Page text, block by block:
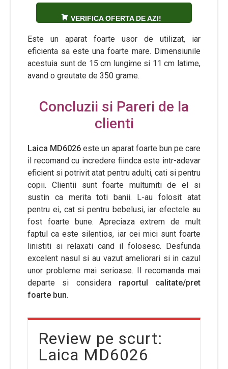
VERIFICA OFERTA DE AZI!
Este un aparat foarte usor de utilizat, iar
eficienta sa este una foarte mare. Dimensiunile
acestuia sunt de 15 cm lungime si 11 cm latime,
avand o greutate de 350 grame.
Concluzii si Pareri de la
clienti
Laica MD6026este un aparat foarte bun pe care
il recomand cu incredere fiindca este intr-adevar
eficient si potrivit atat pentru adulti, cati si pentru
copii. Clientii sunt foarte multumiti de el si
sustin ca merita toti banii. L-au folosit atat
pentru ei, cat si pentru bebelusi, iar efectele au
fost foarte bune. Apreciaza extrem de mult
faptul ca este silentios, iar cei mici sunt foarte
linistiti si relaxati cand il folosesc. Desfunda
excelent nasul si au vazut ameliorari si in cazul
unor probleme mai serioase. Il recomanda mai
departe si considera raportul calitate/pret
foarte bun.
Review pe scurt:
Laica MD6026